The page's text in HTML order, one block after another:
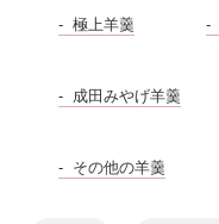
極上羊羹
成田みやげ羊羹
その他の羊羹